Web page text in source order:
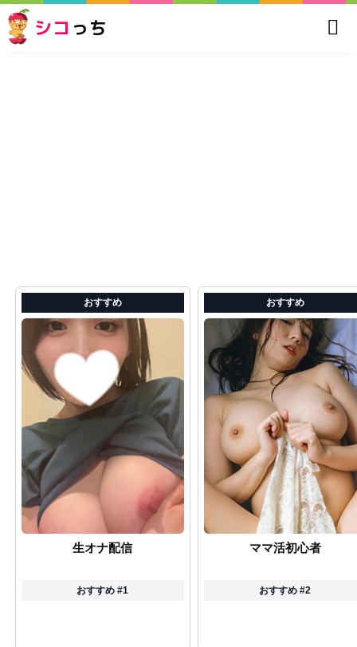
シコ っち
おすすめ
生オナ配信
おすすめ #1
おすすめ
ママ活初心者
おすすめ #2